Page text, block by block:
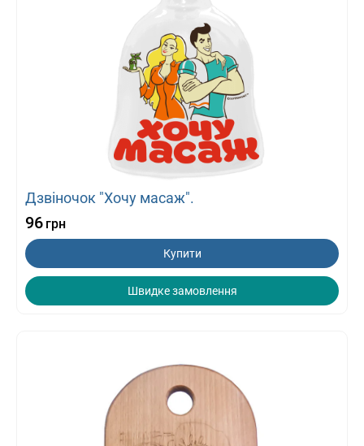
Дзвіночок "Хочу масаж".
96 грн
Купити
Швидке замовлення